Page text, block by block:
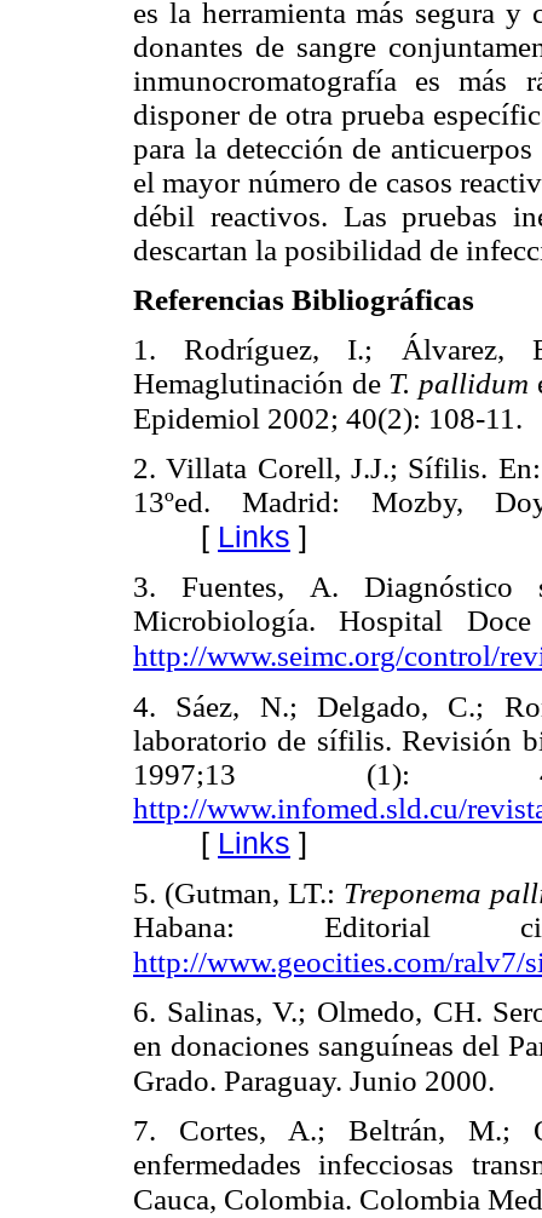
es la herramienta más segura
donantes de sangre
inmunocromatografía es
disponer de otra prueba
para la detección de
el mayor número de casos
débil reactivos. Las pruebas
descartan la posibilidad de
Referencias Bibliográficas
1. Rodríguez, I.; Álvarez,
Hemaglutinación de T. pallidum
Epidemiol 2002; 40(2): 108-11.
2. Villata Corell, J.J.; Sífilis.
13ºed. Madrid: Mozby,
[ Links ]
3. Fuentes, A.
Microbiología. Hospital
http://www.seimc.org/control/
4. Sáez, N.; Delgado, C.;
laboratorio de sífilis. Revisión
1997;13 (1):
http://www.infomed.sld.cu/
[ Links ]
5. (Gutman, LT.: Treponema
Habana: Editorial
http://www.geocities.com/
6. Salinas, V.; Olmedo, CH.
en donaciones sanguíneas del
Grado. Paraguay. Junio 2000.
7. Cortes, A.; Beltrán, M.;
enfermedades infecciosas
Cauca, Colombia. Colombia